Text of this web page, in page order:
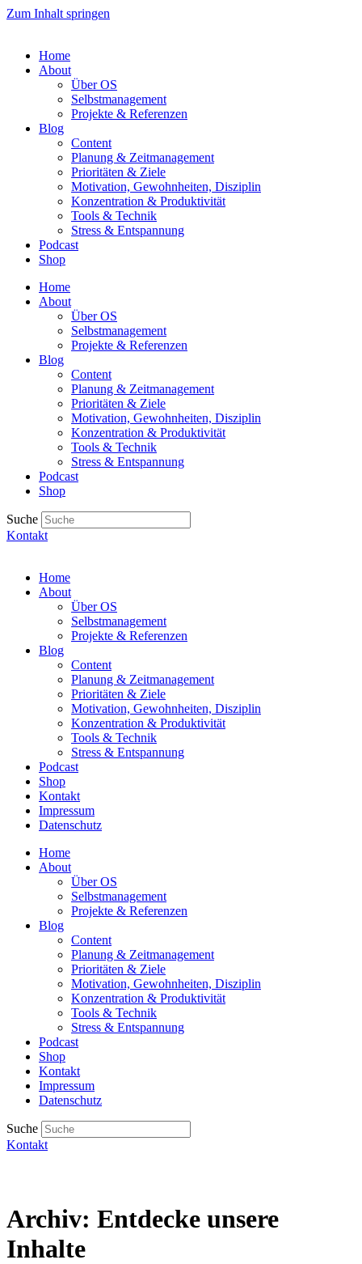
Zum Inhalt springen
Home
About
Über OS
Selbstmanagement
Projekte & Referenzen
Blog
Content
Planung & Zeitmanagement
Prioritäten & Ziele
Motivation, Gewohnheiten, Disziplin
Konzentration & Produktivität
Tools & Technik
Stress & Entspannung
Podcast
Shop
Home
About
Über OS
Selbstmanagement
Projekte & Referenzen
Blog
Content
Planung & Zeitmanagement
Prioritäten & Ziele
Motivation, Gewohnheiten, Disziplin
Konzentration & Produktivität
Tools & Technik
Stress & Entspannung
Podcast
Shop
Suche
Kontakt
Home
About
Über OS
Selbstmanagement
Projekte & Referenzen
Blog
Content
Planung & Zeitmanagement
Prioritäten & Ziele
Motivation, Gewohnheiten, Disziplin
Konzentration & Produktivität
Tools & Technik
Stress & Entspannung
Podcast
Shop
Kontakt
Impressum
Datenschutz
Home
About
Über OS
Selbstmanagement
Projekte & Referenzen
Blog
Content
Planung & Zeitmanagement
Prioritäten & Ziele
Motivation, Gewohnheiten, Disziplin
Konzentration & Produktivität
Tools & Technik
Stress & Entspannung
Podcast
Shop
Kontakt
Impressum
Datenschutz
Suche
Kontakt
Archiv: Entdecke unsere
Inhalte